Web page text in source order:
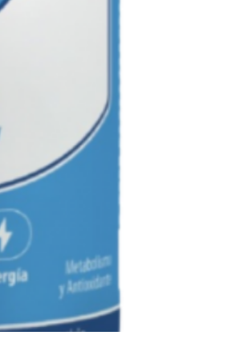
ser consumida por qualquer pessoa que se